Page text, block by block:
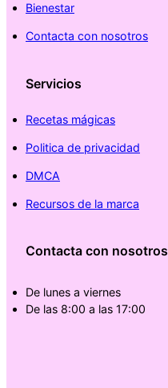
Bienestar
Contacta con nosotros
Servicios
Recetas mágicas
Politica de privacidad
DMCA
Recursos de la marca
Contacta con nosotros
De lunes a viernes
De las 8:00 a las 17:00